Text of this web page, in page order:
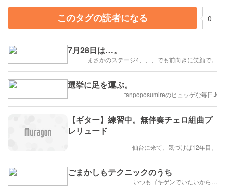
このタグの読者になる
0
7月28日は…。
まさかのステージ4、、、でも前向きに笑顔で。
選挙に足を運ぶ。
tanpoposumireのヒュッゲな毎日♪
【ギター】練習中。無伴奏チェロ組曲プ
レリュード
仙台に来て、気づけば12年目。
ごまかしもテクニックのうち
いつもゴキゲンでいたいから…